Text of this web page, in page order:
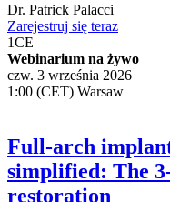
Dr. Patrick Palacci
Zarejestruj się teraz
1CE
Webinarium na żywo
czw. 3 września 2026
1:00 (CET) Warsaw
Full-arch
simplified: The
restoration